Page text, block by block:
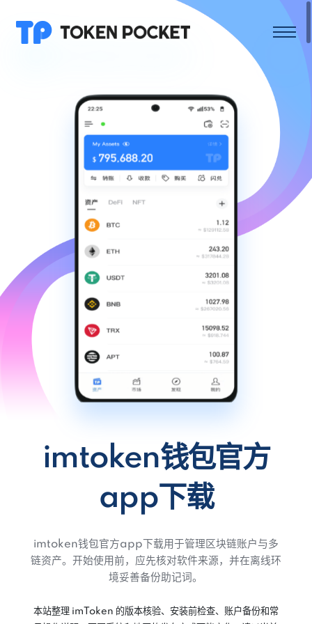
imtoken钱包官方
app下载
imtoken钱包官方app下载用于管理区块链账户与多
链资产。开始使用前，应先核对软件来源，并在离线环
境妥善备份助记词。
本站整理 imToken 的版本核验、安装前检查、账户备份和常